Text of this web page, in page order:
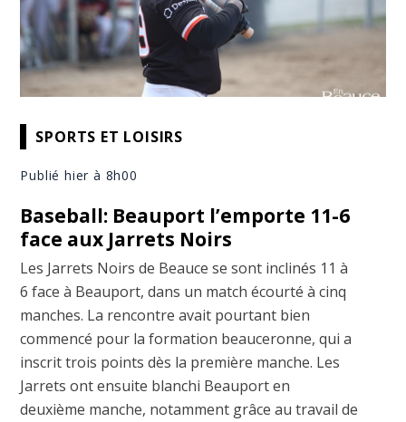
SPORTS ET LOISIRS
Publié hier à 8h00
Baseball: Beauport l’emporte 11-6
face aux Jarrets Noirs
Les Jarrets Noirs de Beauce se sont inclinés 11 à
6 face à Beauport, dans un match écourté à cinq
manches. La rencontre avait pourtant bien
commencé pour la formation beauceronne, qui a
inscrit trois points dès la première manche. Les
Jarrets ont ensuite blanchi Beauport en
deuxième manche, notamment grâce au travail de